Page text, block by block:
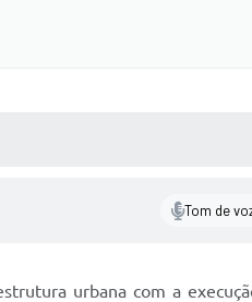
Tom de
urbana com a